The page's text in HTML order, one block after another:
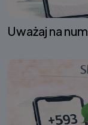
Uważaj na